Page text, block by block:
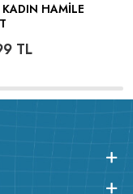
HAMILE
TL